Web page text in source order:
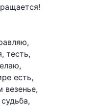
тесть,
есть,
везенье,